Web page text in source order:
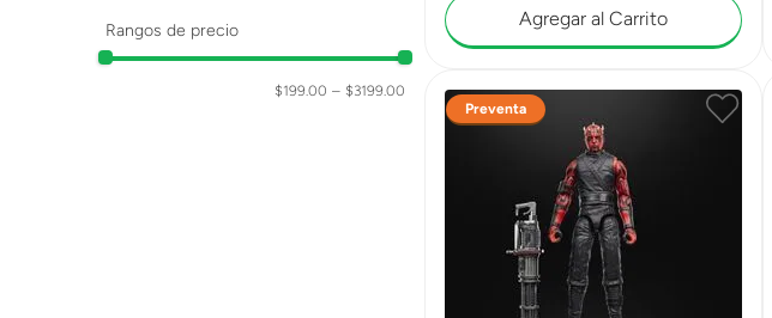
Rangos de precio
$199.00 – $3199.00
Agregar al Carrito
Preventa